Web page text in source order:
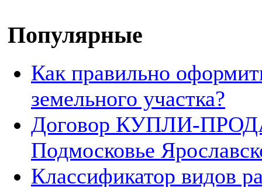
Популярные
Как правильно
земельного участка?
Договор КУПЛИ-
Подмосковье
Классификатор видов